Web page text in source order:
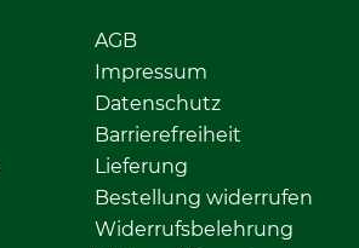
AGB
Impressum
Datenschutz
Barrierefreiheit
Lieferung
Bestellung widerrufen
Widerrufsbelehrung